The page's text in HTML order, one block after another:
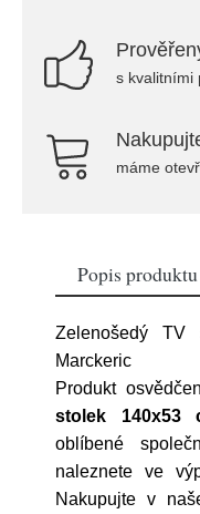
s kvalitními
máme
Popis produktu
Zelenošedý
Marckeric
Produkt
stolek 140x53
oblíbené
naleznete ve
Nakupujte v